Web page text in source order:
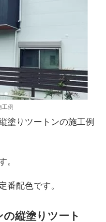
工例
塗りツートンの施工例
。
番配色です。
縦塗りツート